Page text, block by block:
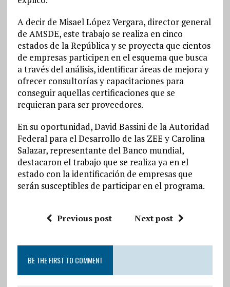
A decir de Misael López Vergara, director general
de AMSDE, este trabajo se realiza en cinco
estados de la República y se proyecta que cientos
de empresas participen en el esquema que busca
a través del análisis, identificar áreas de mejora y
ofrecer consultorías y capacitaciones para
conseguir aquellas certificaciones que se
requieran para ser proveedores.
En su oportunidad, David Bassini de la Autoridad
Federal para el Desarrollo de las ZEE y Carolina
Salazar, representante del Banco mundial,
destacaron el trabajo que se realiza ya en el
estado con la identificación de empresas que
serán susceptibles de participar en el programa.
Previous post Next post
BE THE FIRST TO COMMENT